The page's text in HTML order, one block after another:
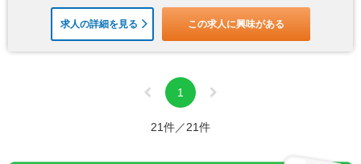
求人の詳細を見る この求人に興味がある
1
21件／21件